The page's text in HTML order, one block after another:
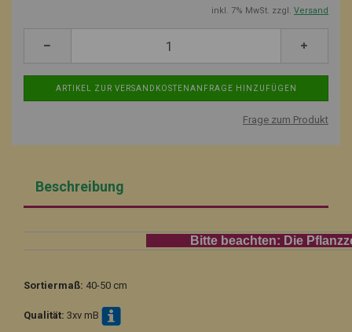
inkl. 7% MwSt. zzgl. Versand
Frage zum Produkt
Beschreibung
Bitte beachten: Die Pflanzzeit für
Sortiermaß: 40-50 cm
Qualität: 3xv mB